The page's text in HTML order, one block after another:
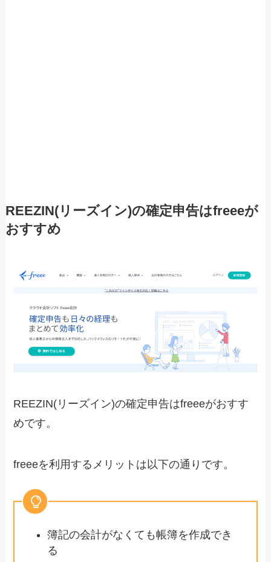
REEZIN(リーズイン)の確定申告はfreeeが
おすすめ
REEZIN(リーズイン)の確定申告はfreeeがおすす
めです。
freeeを利用するメリットは以下の通りです。
簿記の会計がなくても帳簿を作成でき
る